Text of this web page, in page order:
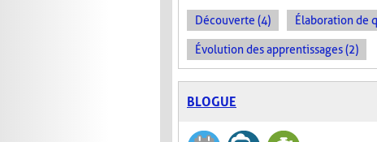
Découverte (4) Élaboration de
Évolution des apprentissages (2)
BLOGUE